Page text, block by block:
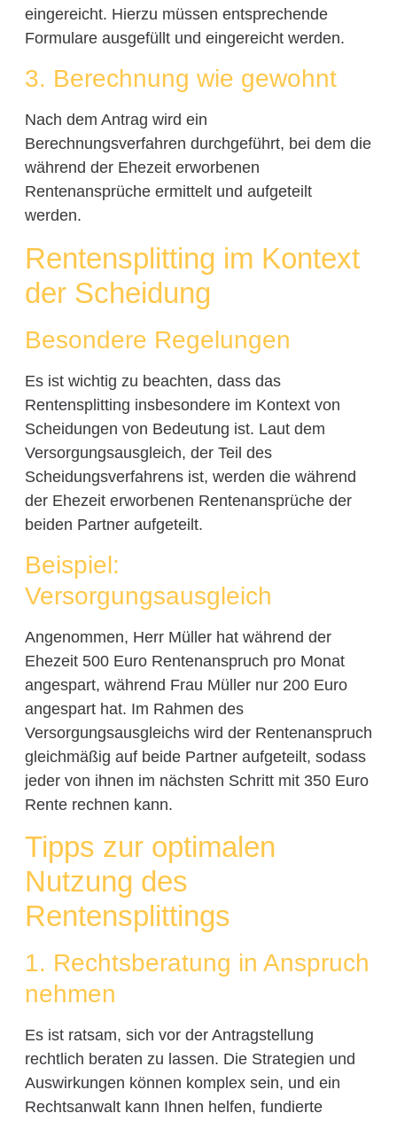
eingereicht. Hierzu müssen entsprechende
Formulare ausgefüllt und eingereicht werden.
3. Berechnung wie gewohnt
Nach dem Antrag wird ein
Berechnungsverfahren durchgeführt, bei dem die
während der Ehezeit erworbenen
Rentenansprüche ermittelt und aufgeteilt
werden.
Rentensplitting im Kontext
der Scheidung
Besondere Regelungen
Es ist wichtig zu beachten, dass das
Rentensplitting insbesondere im Kontext von
Scheidungen von Bedeutung ist. Laut dem
Versorgungsausgleich, der Teil des
Scheidungsverfahrens ist, werden die während
der Ehezeit erworbenen Rentenansprüche der
beiden Partner aufgeteilt.
Beispiel:
Versorgungsausgleich
Angenommen, Herr Müller hat während der
Ehezeit 500 Euro Rentenanspruch pro Monat
angespart, während Frau Müller nur 200 Euro
angespart hat. Im Rahmen des
Versorgungsausgleichs wird der Rentenanspruch
gleichmäßig auf beide Partner aufgeteilt, sodass
jeder von ihnen im nächsten Schritt mit 350 Euro
Rente rechnen kann.
Tipps zur optimalen
Nutzung des
Rentensplittings
1. Rechtsberatung in Anspruch
nehmen
Es ist ratsam, sich vor der Antragstellung
rechtlich beraten zu lassen. Die Strategien und
Auswirkungen können komplex sein, und ein
Rechtsanwalt kann Ihnen helfen, fundierte